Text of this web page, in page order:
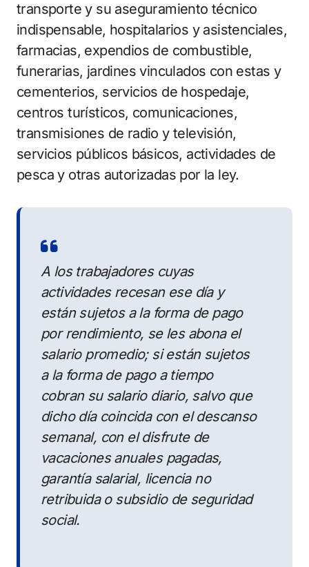
transporte y su aseguramiento técnico
indispensable, hospitalarios y asistenciales,
farmacias, expendios de combustible,
funerarias, jardines vinculados con estas y
cementerios, servicios de hospedaje,
centros turísticos, comunicaciones,
transmisiones de radio y televisión,
servicios públicos básicos, actividades de
pesca y otras autorizadas por la ley.
A los trabajadores cuyas
actividades recesan ese día y
están sujetos a la forma de pago
por rendimiento, se les abona el
salario promedio; si están sujetos
a la forma de pago a tiempo
cobran su salario diario, salvo que
dicho día coincida con el descanso
semanal, con el disfrute de
vacaciones anuales pagadas,
garantía salarial, licencia no
retribuida o subsidio de seguridad
social.